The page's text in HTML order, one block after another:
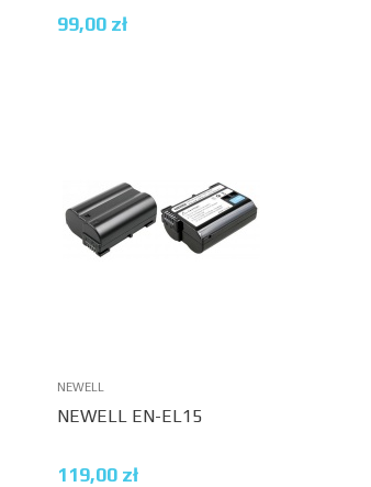
99,00 zł
NEWELL
NEWELL EN-EL15
119,00 zł